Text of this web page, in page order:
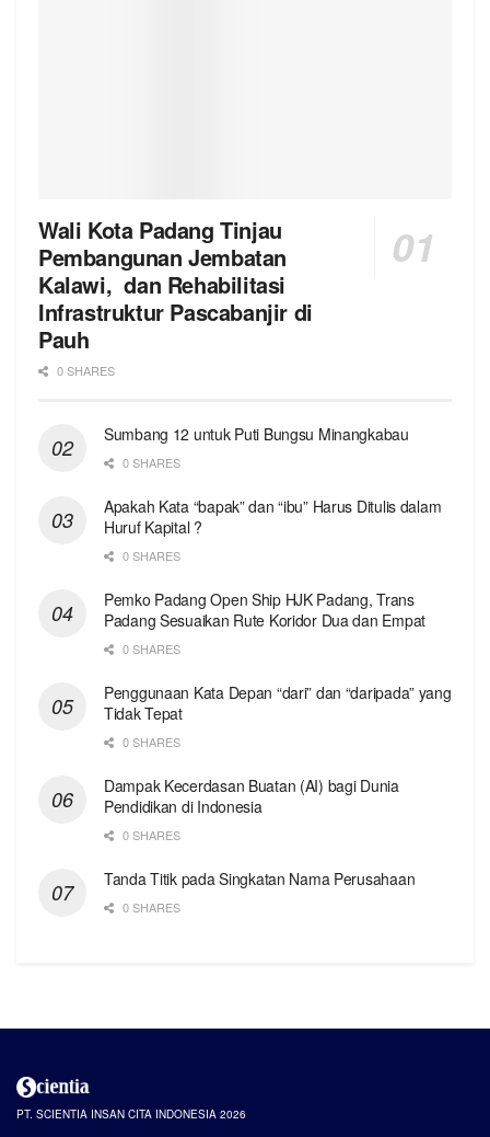
Wali Kota Padang Tinjau
Pembangunan Jembatan
Kalawi, dan Rehabilitasi
Infrastruktur Pascabanjir di
Pauh
0 SHARES
Sumbang 12 untuk Puti Bungsu Minangkabau
0 SHARES
Apakah Kata “bapak” dan “ibu” Harus Ditulis dalam
Huruf Kapital ?
0 SHARES
Pemko Padang Open Ship HJK Padang, Trans
Padang Sesuaikan Rute Koridor Dua dan Empat
0 SHARES
Penggunaan Kata Depan “dari” dan “daripada” yang
Tidak Tepat
0 SHARES
Dampak Kecerdasan Buatan (AI) bagi Dunia
Pendidikan di Indonesia
0 SHARES
Tanda Titik pada Singkatan Nama Perusahaan
0 SHARES
PT. SCIENTIA INSAN CITA INDONESIA 2026